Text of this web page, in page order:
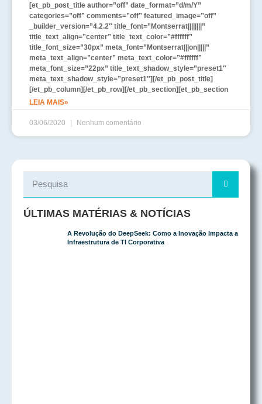
[et_pb_post_title author=”off” date_format=”d/m/Y”
categories=”off” comments=”off” featured_image=”off”
_builder_version=”4.2.2″ title_font=”Montserrat||||||||”
title_text_align=”center” title_text_color=”#ffffff”
title_font_size=”30px” meta_font=”Montserrat|||on|||||”
meta_text_align=”center” meta_text_color=”#ffffff”
meta_font_size=”22px” title_text_shadow_style=”preset1″
meta_text_shadow_style=”preset1″][/et_pb_post_title]
[/et_pb_column][/et_pb_row][/et_pb_section][et_pb_section
LEIA MAIS»
03/06/2020 Nenhum comentário
ÚLTIMAS MATÉRIAS & NOTÍCIAS
A Revolução do DeepSeek: Como a Inovação Impacta a
Infraestrutura de TI Corporativa